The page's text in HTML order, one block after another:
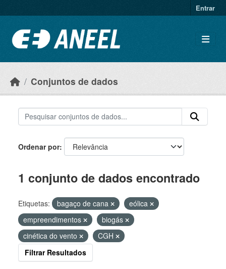
Entrar
Conjuntos de dados
Ordenar por
1 conjunto de dados encontrado
Etiquetas: bagaço de cana
eólica
empreendimentos
biogás
cinética do vento
CGH
Filtrar Resultados